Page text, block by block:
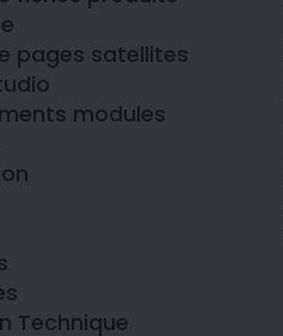
pages satellites
modules
Technique